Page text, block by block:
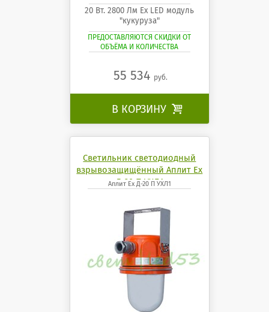
20 Вт. 2800 Лм Ех LED модуль
"кукуруза"
ПРЕДОСТАВЛЯЮТСЯ СКИДКИ ОТ
ОБЪЁМА И КОЛИЧЕСТВА
55 534 руб.
В КОРЗИНУ 
Светильник светодиодный
взрывозащищённый Аплит Ех
Д-20 П УХЛ1
Аплит Ех Д-20 П УХЛ1